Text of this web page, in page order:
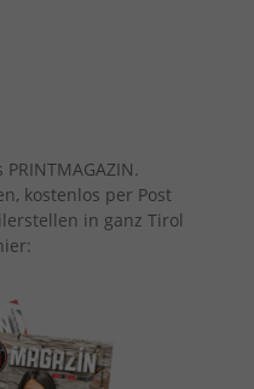
kostenlos per Post
in ganz Tirol